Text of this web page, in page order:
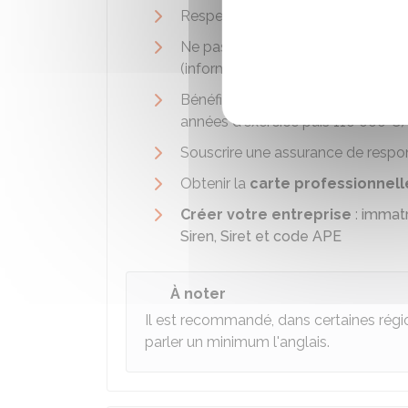
Respecter les conditions pour
Ne pas avoir subi une
(informations présentes sur le
Bénéficier d'une
années d'exercice puis110 000 €
Souscrire une assurance de
Obtenir la carte
Créer votre entreprise :
Siren, Siret et code APE
À noter
Il est recommandé, dans certaines
parler un minimum l'anglais.